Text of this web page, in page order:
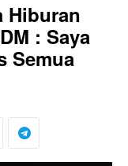
Hiburan
: Saya
Semua